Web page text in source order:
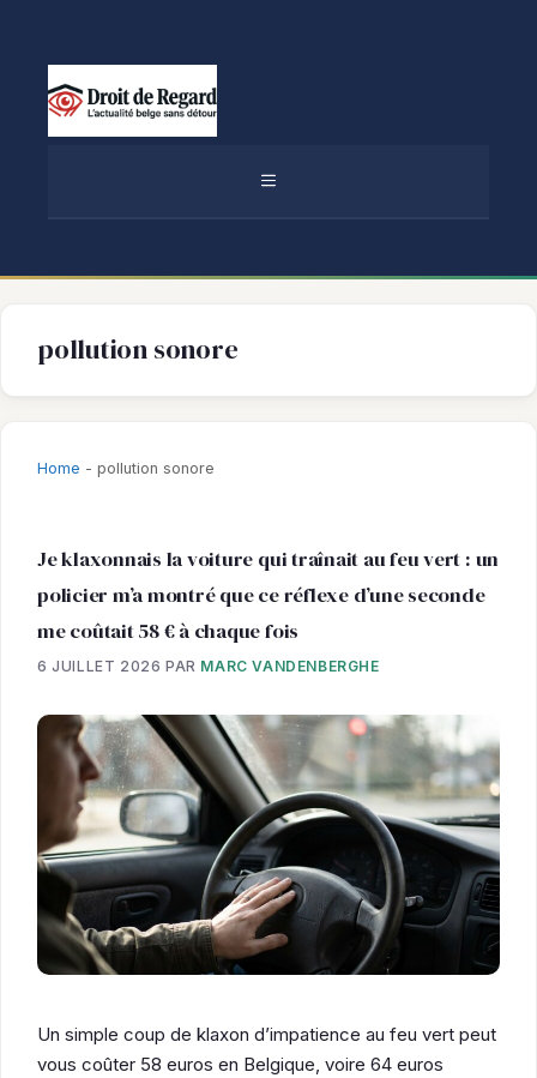
MENU
pollution sonore
Home - pollution sonore
Je klaxonnais la voiture qui traînait au feu vert : un
policier m’a montré que ce réflexe d’une seconde
me coûtait 58 € à chaque fois
6 JUILLET 2026 PAR MARC VANDENBERGHE
Un simple coup de klaxon d’impatience au feu vert peut
vous coûter 58 euros en Belgique, voire 64 euros